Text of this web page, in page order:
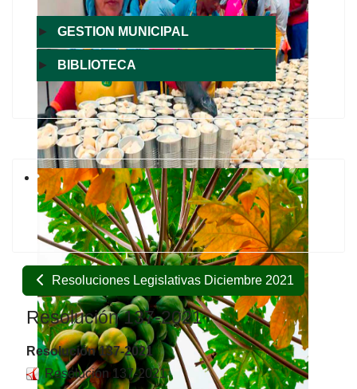
► GESTION MUNICIPAL
► BIBLIOTECA
Resoluciones Legislativas Diciembre 2021
Resolución 137-2021
Resolución 137-2021
Resolución 137-2021